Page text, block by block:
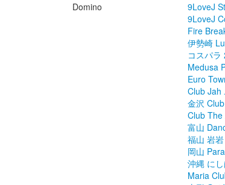
Domino
9LoveJ
9LoveJ
Fire
伊勢崎
コスパラ
Medusa
Euro
Club Jah
金沢
Club The
富山
福山 岩
岡山
沖縄 に
Maria